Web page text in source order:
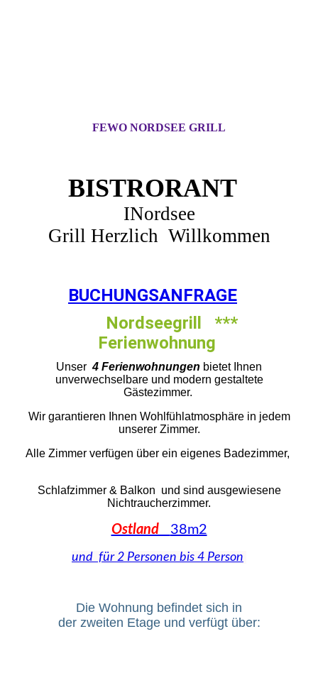
FEWO NORDSEE GRILL
BISTRORANT
INordsee
Grill Herzlich Willkommen
BUCHUNGSANFRAGE
Nordseegrill ***
Ferienwohnung
Unser4 Ferienwohnungen bietet Ihnen
unverwechselbare und modern gestaltete
Gästezimmer.
Wir garantieren Ihnen Wohlfühlatmosphäre in jedem
unserer Zimmer.
Alle Zimmer verfügen über ein eigenes Badezimmer,
Schlafzimmer & Balkon und sind ausgewiesene
Nichtraucherzimmer.
Ostland 38m2
und für 2 Personen bis 4 Person
Die Wohnung befindet sich in
der zweiten Etage und verfügt über: